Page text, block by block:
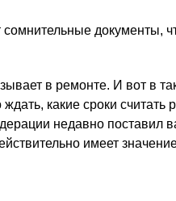
документы,
в ремонте. И вот в
какие сроки считать
недавно поставил
имеет